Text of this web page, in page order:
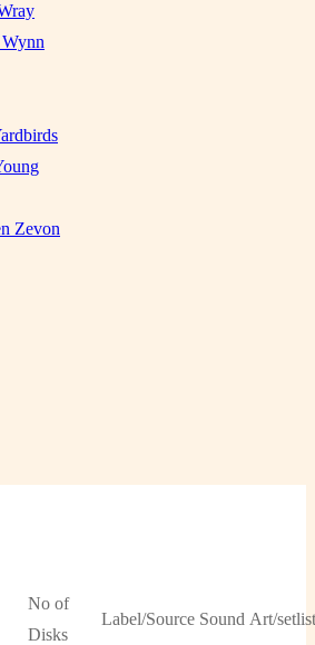
Wynn
Zevon
No of
Disks
Label/Source Sound Art/